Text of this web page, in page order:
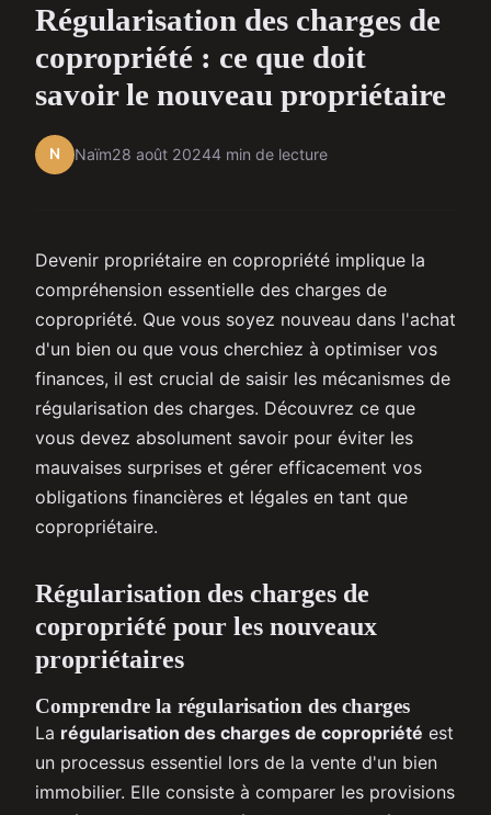
Régularisation des charges de
copropriété : ce que doit
savoir le nouveau propriétaire
N Naïm28 août 20244 min de lecture
Devenir propriétaire en copropriété implique la
compréhension essentielle des charges de
copropriété. Que vous soyez nouveau dans l'achat
d'un bien ou que vous cherchiez à optimiser vos
finances, il est crucial de saisir les mécanismes de
régularisation des charges. Découvrez ce que
vous devez absolument savoir pour éviter les
mauvaises surprises et gérer efficacement vos
obligations financières et légales en tant que
copropriétaire.
Régularisation des charges de
copropriété pour les nouveaux
propriétaires
Comprendre la régularisation des charges
La régularisation des charges de copropriété est
un processus essentiel lors de la vente d'un bien
immobilier. Elle consiste à comparer les provisions